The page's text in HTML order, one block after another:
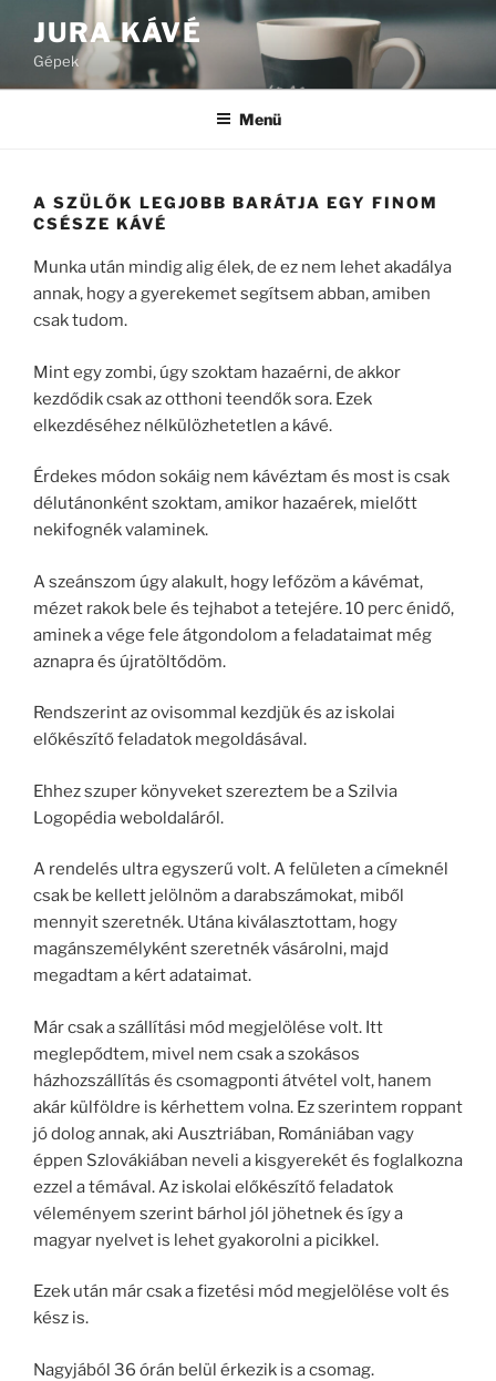
Tartalomhoz
JURA KÁVÉ
Gépek
Menü
A SZÜLŐK LEGJOBB BARÁTJA EGY FINOM
CSÉSZE KÁVÉ
Munka után mindig alig élek, de ez nem lehet akadálya
annak, hogy a gyerekemet segítsem abban, amiben
csak tudom.
Mint egy zombi, úgy szoktam hazaérni, de akkor
kezdődik csak az otthoni teendők sora. Ezek
elkezdéséhez nélkülözhetetlen a kávé.
Érdekes módon sokáig nem kávéztam és most is csak
délutánonként szoktam, amikor hazaérek, mielőtt
nekifognék valaminek.
A szeánszom úgy alakult, hogy lefőzöm a kávémat,
mézet rakok bele és tejhabot a tetejére. 10 perc énidő,
aminek a vége fele átgondolom a feladataimat még
aznapra és újratöltődöm.
Rendszerint az ovisommal kezdjük és az iskolai
előkészítő feladatok megoldásával.
Ehhez szuper könyveket szereztem be a Szilvia
Logopédia weboldaláról.
A rendelés ultra egyszerű volt. A felületen a címeknél
csak be kellett jelölnöm a darabszámokat, miből
mennyit szeretnék. Utána kiválasztottam, hogy
magánszemélyként szeretnék vásárolni, majd
megadtam a kért adataimat.
Már csak a szállítási mód megjelölése volt. Itt
meglepődtem, mivel nem csak a szokásos
házhozszállítás és csomagponti átvétel volt, hanem
akár külföldre is kérhettem volna. Ez szerintem roppant
jó dolog annak, aki Ausztriában, Romániában vagy
éppen Szlovákiában neveli a kisgyerekét és foglalkozna
ezzel a témával. Az iskolai előkészítő feladatok
véleményem szerint bárhol jól jöhetnek és így a
magyar nyelvet is lehet gyakorolni a picikkel.
Ezek után már csak a fizetési mód megjelölése volt és
kész is.
Nagyjából 36 órán belül érkezik is a csomag.